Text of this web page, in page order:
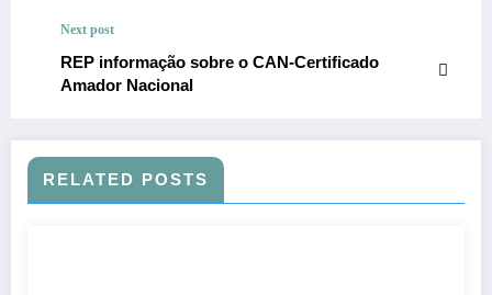
Next post
REP informação sobre o CAN-Certificado
Amador Nacional
RELATED POSTS